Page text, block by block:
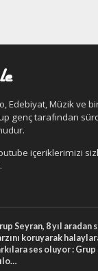
Edebiyat, Müzik ve
genç tarafından
içeriklerimizi
Seyran, 8 yıl aradan
koruyarak
ses oluyor : Grup